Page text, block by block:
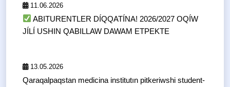
11.06.2026
ABITURENTLER DÍQQATÍNA! 2026/2027 OQÍW
JÍLÍ USHIN QABILLAW DAWAM ETPEKTE
13.05.2026
Qaraqalpaqstan medicina institutın pitkeriwshi student-